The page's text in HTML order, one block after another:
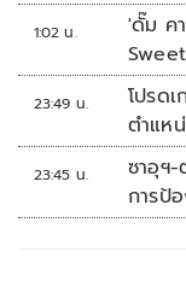
1:02 น.
'ดั๊ม ค
23:49 น.
โปรด
ตำแห
'พลตรี'
23:45 น.
ซาอุฯ
การป้